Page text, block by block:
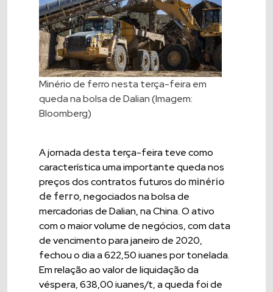
Minério de ferro nesta terça-feira em
queda na bolsa de Dalian (Imagem:
Bloomberg)
A jornada desta terça-feira teve como
característica uma importante queda nos
preços dos contratos futuros do minério
de ferro, negociados na bolsa de
mercadorias de Dalian, na China. O ativo
com o maior volume de negócios, com data
de vencimento para janeiro de 2020,
fechou o dia a 622,50 iuanes por tonelada.
Em relação ao valor de liquidação da
véspera, 638,00 iuanes/t, a queda foi de